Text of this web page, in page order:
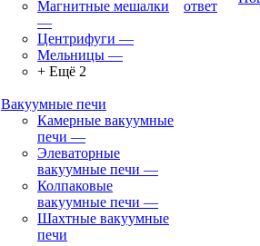
Магнитные мешалки
—
Центрифуги —
Мельницы —
+ Ещё 2
Вакуумные печи
Камерные вакуумные
печи —
Элеваторные
вакуумные печи —
Колпаковые
вакуумные печи —
Шахтные вакуумные
печи
ответ